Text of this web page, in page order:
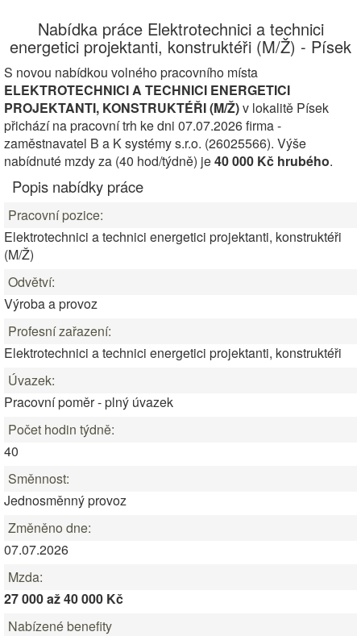
Nabídka práce Elektrotechnici a technici
energetici projektanti, konstruktéři (M/Ž) - Písek
S novou nabídkou volného pracovního místa
ELEKTROTECHNICI A TECHNICI ENERGETICI
PROJEKTANTI, KONSTRUKTÉŘI (M/Ž)v lokalitě Písek
přichází na pracovní trh ke dni 07.07.2026 firma -
zaměstnavatel B a K systémy s.r.o. (26025566). Výše
nabídnuté mzdy za (40 hod/týdně) je40 000 Kč hrubého.
Popis nabídky práce
Pracovní pozice:
Elektrotechnici a technici energetici projektanti, konstruktéři
(M/Ž)
Odvětví:
Výroba a provoz
Profesní zařazení:
Elektrotechnici a technici energetici projektanti, konstruktéři
Úvazek:
Pracovní poměr - plný úvazek
Počet hodin týdně:
40
Směnnost:
Jednosměnný provoz
Změněno dne:
07.07.2026
Mzda:
27 000 až 40 000 Kč
Nabízené benefity